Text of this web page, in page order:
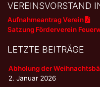
VEREINSVORSTAND
Aufnahmeantrag Verein
Satzung Förderverein
LETZTE BEITRÄGE
Abholung der
2. Januar 2026